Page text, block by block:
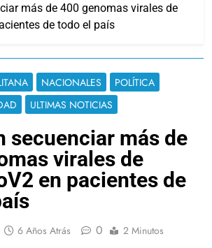
más de 400 genomas virales de
de todo el país
NACIONALES
POLÍTICA
ULTIMAS NOTICIAS
secuenciar más de
virales de
en pacientes de
6 Años Atrás 0 2 Minutos